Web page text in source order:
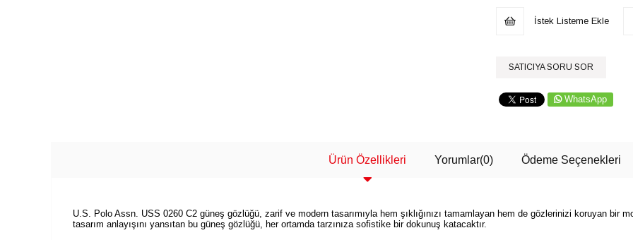
İstek Listeme Ekle
SATICIYA SORU SOR
WhatsApp
Ürün Özellikleri Yorumlar(0) Ödeme Seçenekleri
U.S. Polo Assn. USS 0260 C2 güneş gözlüğü, zarif ve modern tasarımıyla hem şıklığınızı tamamlayan hem de gözlerinizi koruyan bir
tasarım anlayışını yansıtan bu güneş gözlüğü, her ortamda tarzınıza sofistike bir dokunuş katacaktır.